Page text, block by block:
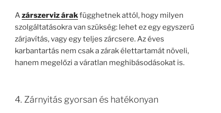
Azárszerviz árakfügghetnek attól, hogy milyen
szolgáltatásokra van szükség: lehet ez egy egyszerű
zárjavítás, vagy egy teljes zárcsere. Az éves
karbantartás nem csak a zárak élettartamát növeli,
hanem megelőzi a váratlan meghibásodásokat is.
4. Zárnyitás gyorsan és hatékonyan